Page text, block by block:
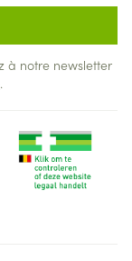
à notre newsletter
.